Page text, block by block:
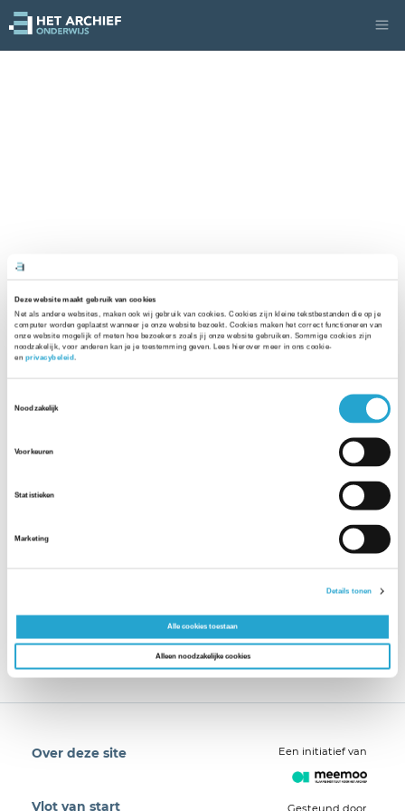
Deze website maakt gebruik van cookies
Net als andere websites, maken ook wij gebruik van cookies. Cookies zijn kleine tekstbestanden die op je
computer worden geplaatst wanneer je onze website bezoekt. Cookies maken het correct functioneren van
onze website mogelijk of meten hoe bezoekers zoals jij onze website gebruiken. Sommige cookies zijn
noodzakelijk, voor anderen kan je je toestemming geven. Lees hierover meer in ons cookie-
en privacybeleid.
Noodzakelijk
Voorkeuren
Statistieken
Marketing
Details tonen
Alle cookies toestaan
Alleen noodzakelijke cookies
Over deze site
Vlot van start
Een initiatief van
Gesteund door